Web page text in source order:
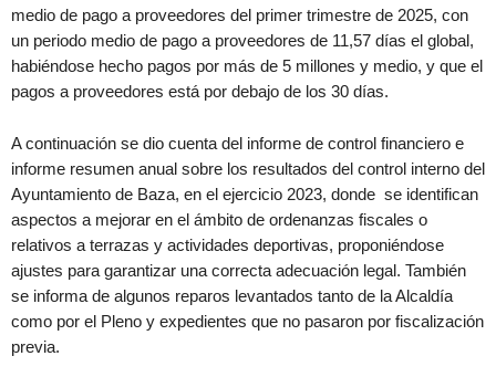
medio de pago a proveedores del primer trimestre de 2025, con
un periodo medio de pago a proveedores de 11,57 días el global,
habiéndose hecho pagos por más de 5 millones y medio, y que el
pagos a proveedores está por debajo de los 30 días.
A continuación se dio cuenta del informe de control financiero e
informe resumen anual sobre los resultados del control interno del
Ayuntamiento de Baza, en el ejercicio 2023, donde se identifican
aspectos a mejorar en el ámbito de ordenanzas fiscales o
relativos a terrazas y actividades deportivas, proponiéndose
ajustes para garantizar una correcta adecuación legal. También
se informa de algunos reparos levantados tanto de la Alcaldía
como por el Pleno y expedientes que no pasaron por fiscalización
previa.